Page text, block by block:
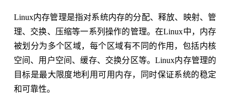
Linux内存管理是指对系统内存的分配、释放、映射、管
理、交换、压缩等一系列操作的管理。在Linux中，内存
被划分为多个区域，每个区域有不同的作用，包括内核
空间、用户空间、缓存、交换分区等。Linux内存管理的
目标是最大限度地利用可用内存，同时保证系统的稳定
和可靠性。